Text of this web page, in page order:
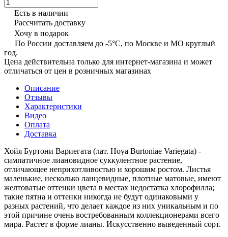
Есть в наличии
Рассчитать доставку
Хочу в подарок
По России доставляем до -5°C, по Москве и МО круглый
год.
Цена действительна только для интернет-магазина и может
отличаться от цен в розничных магазинах
Описание
Отзывы
Характеристики
Видео
Оплата
Доставка
Хойя Буртони Вариегата (лат. Hoya Burtoniae Variegata) -
симпатичное лиановидное суккулентное растение,
отличающее неприхотливостью и хорошим ростом. Листья
маленькие, несколько ланцевидные, плотные матовые, имеют
желтоватые оттенки цвета в местах недостатка хлорофилла;
такие пятна и оттенки никогда не будут одинаковыми у
разных растений, что делает каждое из них уникальным и по
этой причине очень востребованным коллекционерами всего
мира. Растет в форме лианы. Искусственно выведенный сорт.